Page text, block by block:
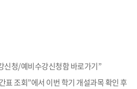
신청/예비수강신청함 바로가기”
조회”에서 이번 학기 개설과목 확인 후